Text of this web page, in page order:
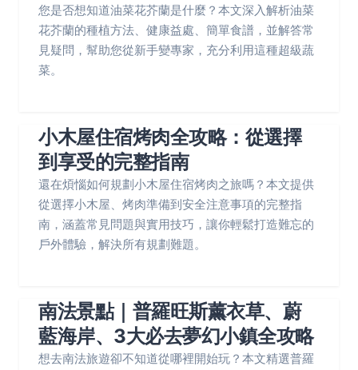
您是否想知道油菜花芥蘭是什麼？本文深入解析油菜
花芥蘭的種植方法、健康益處、簡單食譜，並解答常
見疑問，幫助您從新手變專家，充分利用這種超級蔬
菜。
小木屋住宿烤肉全攻略：從選擇
到享受的完整指南
還在煩惱如何規劃小木屋住宿烤肉之旅嗎？本文提供
從選擇小木屋、烤肉準備到安全注意事項的完整指
南，涵蓋常見問題與實用技巧，讓你輕鬆打造難忘的
戶外體驗，解決所有規劃難題。
南法景點｜普羅旺斯薰衣草、蔚
藍海岸、3大必去夢幻小鎮全攻略
想去南法旅遊卻不知道從哪裡開始玩？本文精選普羅